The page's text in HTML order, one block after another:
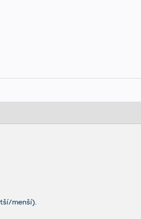
menší).